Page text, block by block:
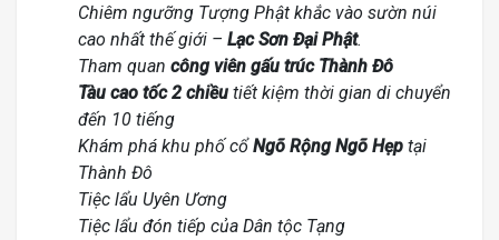
Chiêm ngưỡng Tượng Phật khắc vào sườn núi
cao nhất thế giới – Lạc Sơn Đại Phật.
Tham quan công viên gấu trúc Thành Đô
Tàu cao tốc 2 chiều tiết kiệm thời gian di chuyển
đến 10 tiếng
Khám phá khu phố cổNgõ Rộng Ngõ Hẹp tại
Thành Đô
Tiệc lẩu Uyên Ương
Tiệc lẩu đón tiếp của Dân tộc Tạng